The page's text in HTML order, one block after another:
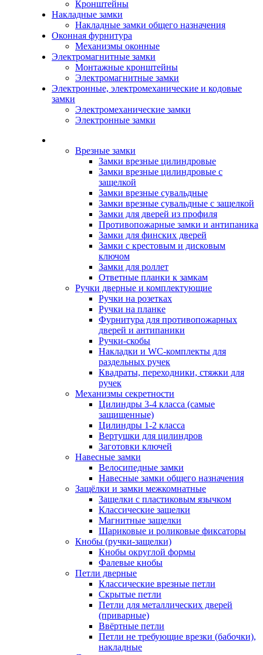
Кронштейны
Накладные замки
Накладные замки общего назначения
Оконная фурнитура
Механизмы оконные
Электромагнитные замки
Монтажные кронштейны
Электромагнитные замки
Электронные, электромеханические и кодовые
замки
Электромеханические замки
Электронные замки
Врезные замки
Замки врезные цилиндровые
Замки врезные цилиндровые с
защелкой
Замки врезные сувальдные
Замки врезные сувальдные с защелкой
Замки для дверей из профиля
Противопожарные замки и антипаника
Замки для финских дверей
Замки с крестовым и дисковым
ключом
Замки для роллет
Ответные планки к замкам
Ручки дверные и комплектующие
Ручки на розетках
Ручки на планке
Фурнитура для противопожарных
дверей и антипаники
Ручки-скобы
Накладки и WC-комплекты для
раздельных ручек
Квадраты, переходники, стяжки для
ручек
Механизмы секретности
Цилиндры 3-4 класса (самые
защищенные)
Цилиндры 1-2 класса
Вертушки для цилиндров
Заготовки ключей
Навесные замки
Велосипедные замки
Навесные замки общего назначения
Защёлки и замки межкомнатные
Защелки с пластиковым язычком
Классические защелки
Магнитные защелки
Шариковые и роликовые фиксаторы
Кнобы (ручки-защелки)
Кнобы округлой формы
Фалевые кнобы
Петли дверные
Классические врезные петли
Скрытые петли
Петли для металлических дверей
(приварные)
Ввёртные петли
Петли не требующие врезки (бабочки),
накладные